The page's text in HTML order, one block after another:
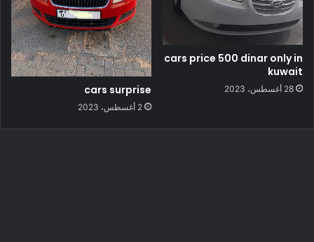
cars price 500 dinar only in
kuwait
28 أغسطس، 2023 cars surprise
2 أغسطس، 2023